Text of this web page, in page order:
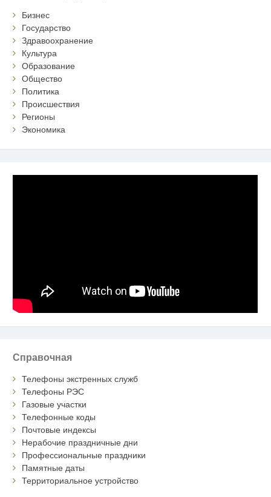
Бизнес
Государство
Здравоохранение
Культура
Образование
Общество
Политика
Происшествия
Регионы
Экономика
Справочная
Телефоны экстренных служб
Телефоны РЭС
Газовые участки
Телефонные коды
Почтовые индексы
Нерабочие праздничные дни
Профессиональные праздники
Памятные даты
Территориальное устройство